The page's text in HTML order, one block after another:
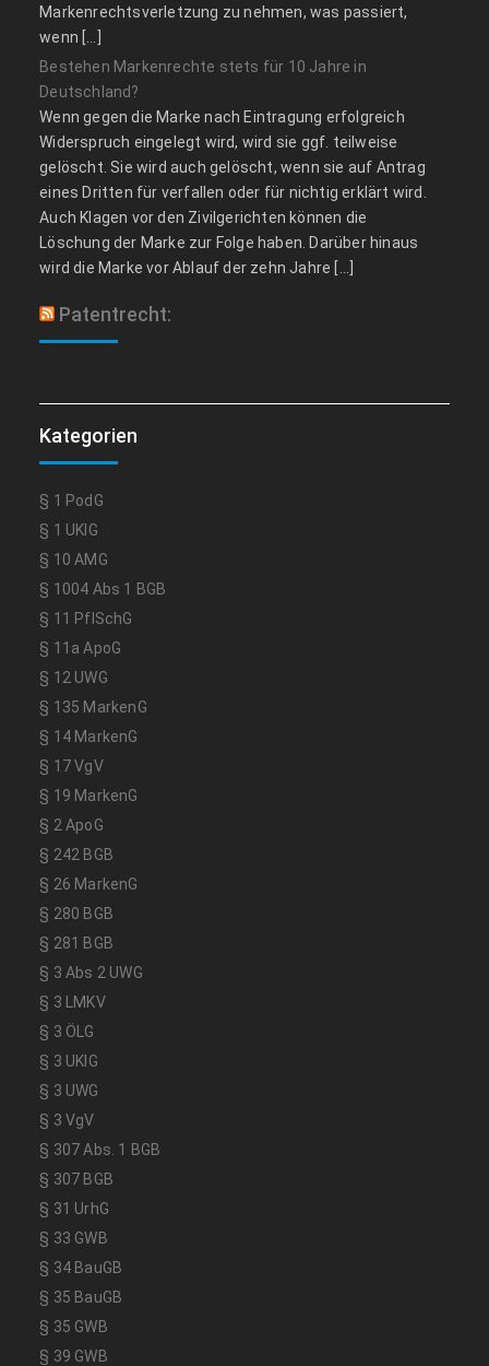
Markenrechtsverletzung zu nehmen, was passiert,
wenn […]
Bestehen Markenrechte stets für 10 Jahre in
Deutschland?
Wenn gegen die Marke nach Eintragung erfolgreich
Widerspruch eingelegt wird, wird sie ggf. teilweise
gelöscht. Sie wird auch gelöscht, wenn sie auf Antrag
eines Dritten für verfallen oder für nichtig erklärt wird.
Auch Klagen vor den Zivilgerichten können die
Löschung der Marke zur Folge haben. Darüber hinaus
wird die Marke vor Ablauf der zehn Jahre […]
Patentrecht:
Kategorien
§ 1 PodG
§ 1 UKlG
§ 10 AMG
§ 1004 Abs 1 BGB
§ 11 PflSchG
§ 11a ApoG
§ 12 UWG
§ 135 MarkenG
§ 14 MarkenG
§ 17 VgV
§ 19 MarkenG
§ 2 ApoG
§ 242 BGB
§ 26 MarkenG
§ 280 BGB
§ 281 BGB
§ 3 Abs 2 UWG
§ 3 LMKV
§ 3 ÖLG
§ 3 UKlG
§ 3 UWG
§ 3 VgV
§ 307 Abs. 1 BGB
§ 307 BGB
§ 31 UrhG
§ 33 GWB
§ 34 BauGB
§ 35 BauGB
§ 35 GWB
§ 39 GWB